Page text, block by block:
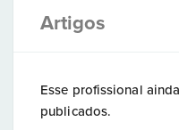
Artigos
Esse profissional
publicados.